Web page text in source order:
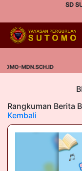
SD
MDN.SCH.ID
Rangkuman Berita
Kembali